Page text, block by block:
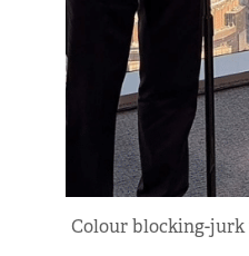
Colour blocking-